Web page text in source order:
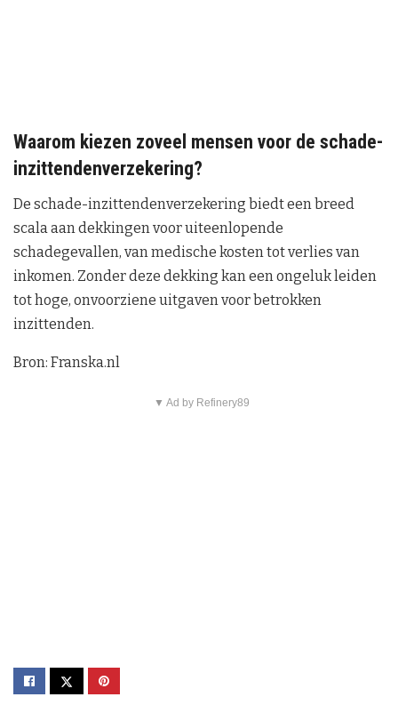
Waarom kiezen zoveel mensen voor de schade-
inzittendenverzekering?
De schade-inzittendenverzekering biedt een breed
scala aan dekkingen voor uiteenlopende
schadegevallen, van medische kosten tot verlies van
inkomen. Zonder deze dekking kan een ongeluk leiden
tot hoge, onvoorziene uitgaven voor betrokken
inzittenden.
Bron: Franska.nl
▼ Ad by Refinery89